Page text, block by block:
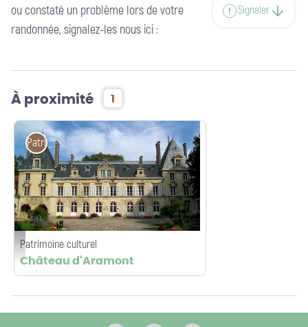
ou constaté un problème lors de votre
randonnée, signalez-les nous ici :
Signaler
À proximité 1
Verberie_(60),_château_d'Aramont,_façade_occidentale - Pierre Poschadel
Patrimoine culturel
Patrimoine culturel
Château d'Aramont